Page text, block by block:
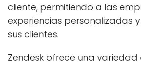
cliente, permitiendo a las
experiencias personalizadas
sus clientes.
Zendesk ofrece una variedad